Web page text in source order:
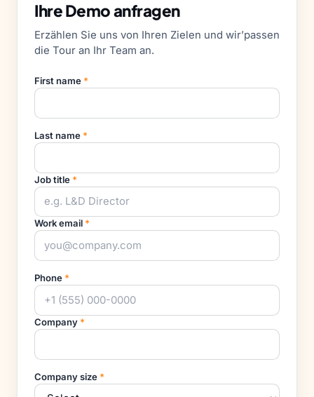
Ihre Demo anfragen
Erzählen Sie uns von Ihren Zielen und wir’passen
die Tour an Ihr Team an.
First name *
Last name *
Job title *
Work email *
Phone *
Company *
Company size *